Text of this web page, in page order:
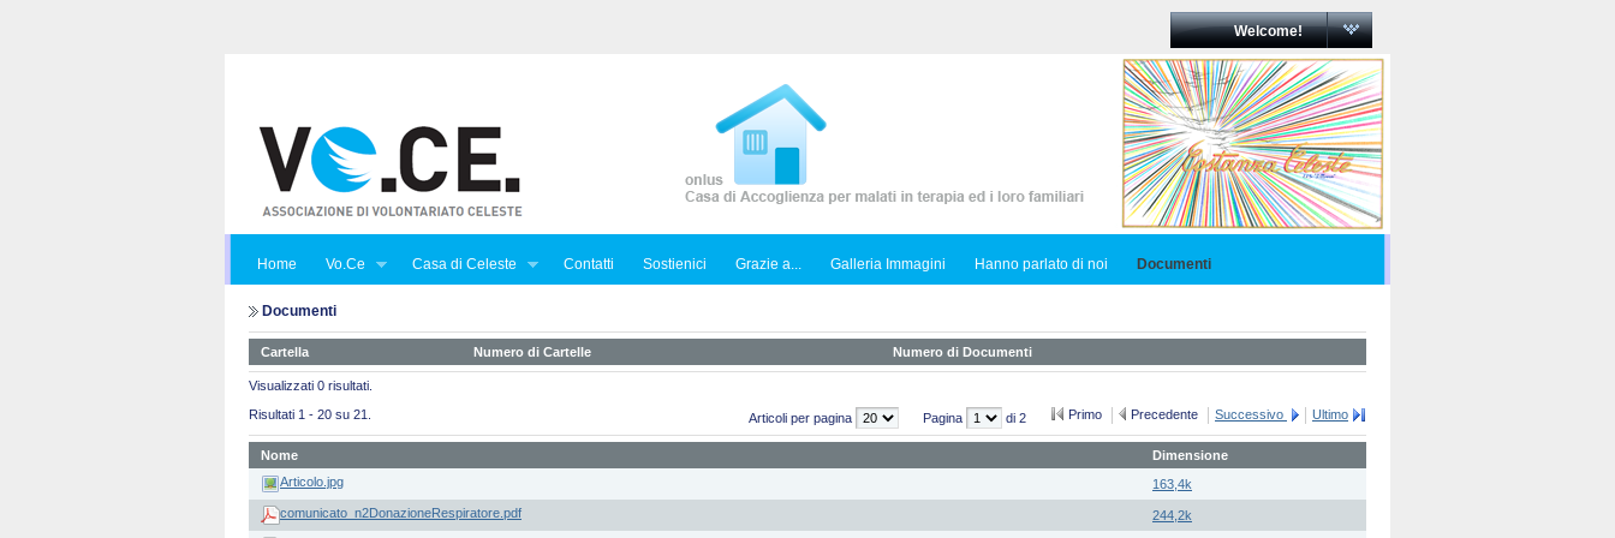
Welcome!
Home Vo.Ce Casa di Celeste Contatti Sostienici Grazie a... Galleria Immagini Hanno parlato di noi Documenti
Documenti
Cartella Numero di Cartelle Numero di Documenti
Visualizzati 0 risultati.
Risultati 1 - 20 su 21.
Articoli per pagina Pagina di 2 Primo Precedente Successivo Ultimo
Nome
Dimensione
Articolo.jpg
163,4k
comunicato_n2DonazioneRespiratore.pdf
244,2k